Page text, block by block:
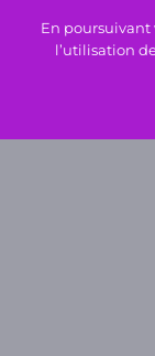
En poursuivant
l’utilisation